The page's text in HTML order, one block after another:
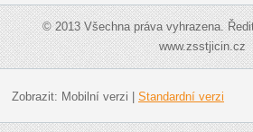
© 2013 Všechna práva vyhrazena.
www.zsstjicin.cz
Zobrazit: Mobilní verzi | Standardní verzi